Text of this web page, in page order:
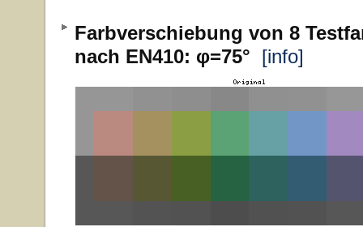
Farbverschiebung von 8
nach EN410: φ=75° [info]